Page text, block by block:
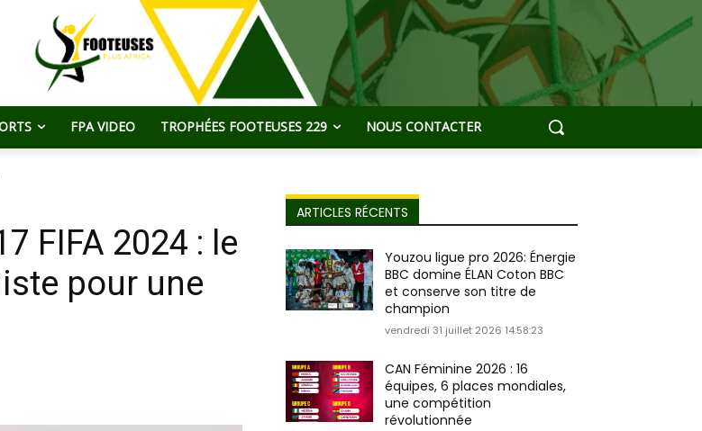
FPA VIDEO TROPHÉES FOOTEUSES 229 NOUS CONTACTER
FIFA 2024 : le
pour une
ARTICLES RÉCENTS
Youzou ligue pro 2026: Énergie
BBC domine ÉLAN Coton BBC
et conserve son titre de
champion
vendredi 31 juillet 2026 14:58:23
CAN Féminine 2026 : 16
équipes, 6 places mondiales,
une compétition
révolutionnée